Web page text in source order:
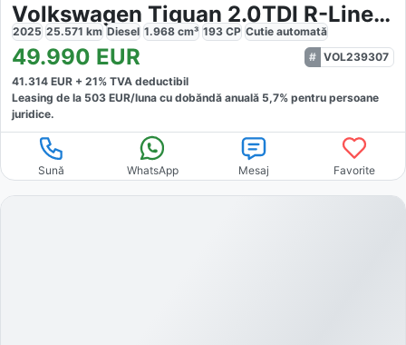
Volkswagen Tiguan 2.0TDI R-Line 4M
2025 25.571 km Diesel 1.968 cm³ 193 CP Cutie automată
49.990 EUR
VOL239307
41.314 EUR + 21% TVA deductibil
Leasing de la 503 EUR/luna cu dobăndă anuală 5,7% pentru persoane
juridice.
Sună WhatsApp Mesaj Favorite